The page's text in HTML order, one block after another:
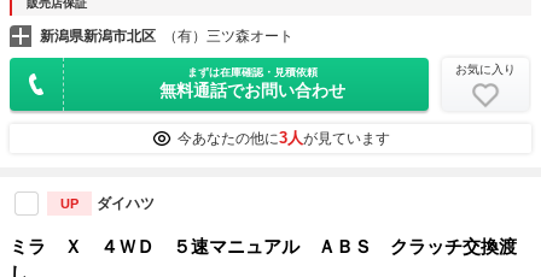
新潟県新潟市北区 （有）三ツ森オート
まずは在庫確認・見積依頼
無料通話でお問い合わせ
お気に入り
今あなたの他に3人が見ています
UP ダイハツ
ミラ Ｘ ４ＷＤ ５速マニュアル ＡＢＳ クラッチ交換渡
し